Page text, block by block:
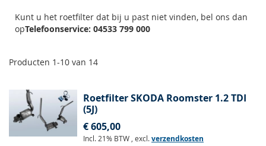
Kunt u het roetfilter dat bij u past niet vinden, bel ons dan
opTelefoonservice: 04533 799 000
Producten 1-10 van 14
Roetfilter SKODA Roomster 1.2 TDI
(5J)
€ 605,00
Incl. 21% BTW , excl.verzendkosten